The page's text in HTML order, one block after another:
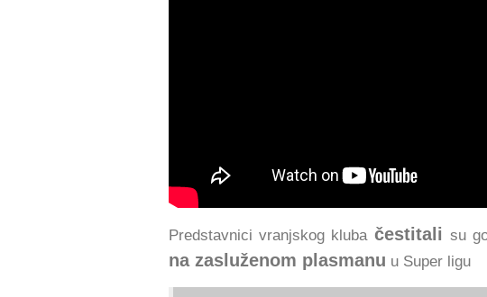
Predstavnici vranjskog kluba čestitali su
na zasluženom plasmanu u Super ligu